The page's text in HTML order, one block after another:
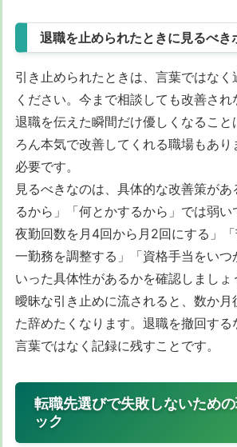
退職を止められたときに見るべき
引き止められたときは、言葉ではなく
ください。今まで相談しても改善され
退職を伝えた瞬間だけ優しくなること
ろん本気で改善してくれる職場もあ
必要です。
見るべきなのは、具体的な改善策があ
るから」「何とかするから」では弱い
夜勤回数を月4回から月2回にする」
一勤務を調整する」「資格手当をいつ
いった具体性があるかを確認しましょ
曖昧な引き止めに流されると、数か月
た辞めたくなります。退職を撤回する
言葉ではなく記録に残すことです。
転職先選びで失敗しないため
ック